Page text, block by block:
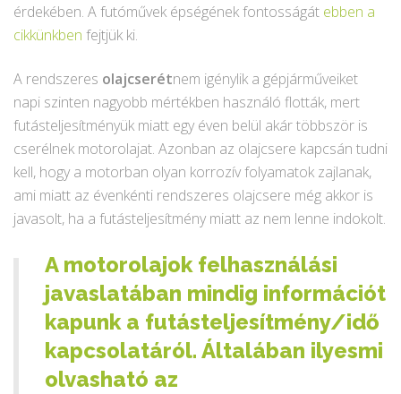
érdekében. A futóművek épségének fontosságát ebben a
cikkünkben fejtjük ki.
A rendszeres olajcserétnem igénylik a gépjárműveiket
napi szinten nagyobb mértékben használó flották, mert
futásteljesítményük miatt egy éven belül akár többször is
cserélnek motorolajat. Azonban az olajcsere kapcsán tudni
kell, hogy a motorban olyan korrozív folyamatok zajlanak,
ami miatt az évenkénti rendszeres olajcsere még akkor is
javasolt, ha a futásteljesítmény miatt az nem lenne indokolt.
A motorolajok felhasználási
javaslatában mindig információt
kapunk a futásteljesítmény/idő
kapcsolatáról. Általában ilyesmi
olvasható az